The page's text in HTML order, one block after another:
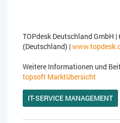
TOPdesk Deutschland GmbH
(Deutschland) |
Weitere Informationen und
topsoft Marktübersicht
IT-SERVICE MANAGEMENT